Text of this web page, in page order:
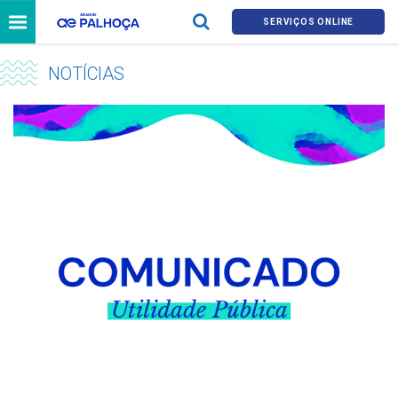
SERVIÇOS ONLINE
NOTÍCIAS